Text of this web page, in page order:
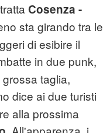
Cosenza -
sta girando tra le
di esibire il
in due punk,
taglia,
dice ai due turisti
alla prossima